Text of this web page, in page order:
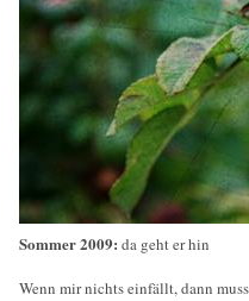
Sommer 2009: da geht er hin
Wenn mir nichts einfällt, dann